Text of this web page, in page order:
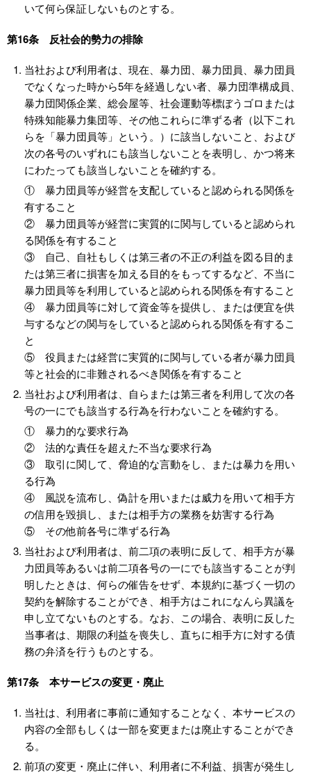
いて何ら保証しないものとする。
第16条 反社会的勢力の排除
当社および利用者は、現在、暴力団、暴力団員、暴力団員
でなくなった時から5年を経過しない者、暴力団準構成員、
暴力団関係企業、総会屋等、社会運動等標ぼうゴロまたは
特殊知能暴力集団等、その他これらに準ずる者（以下これ
らを「暴力団員等」という。）に該当しないこと、および
次の各号のいずれにも該当しないことを表明し、かつ将来
にわたっても該当しないことを確約する。
① 暴力団員等が経営を支配していると認められる関係を
有すること
② 暴力団員等が経営に実質的に関与していると認められ
る関係を有すること
③ 自己、自社もしくは第三者の不正の利益を図る目的ま
たは第三者に損害を加える目的をもってするなど、不当に
暴力団員等を利用していると認められる関係を有すること
④ 暴力団員等に対して資金等を提供し、または便宜を供
与するなどの関与をしていると認められる関係を有するこ
と
⑤ 役員または経営に実質的に関与している者が暴力団員
等と社会的に非難されるべき関係を有すること
当社および利用者は、自らまたは第三者を利用して次の各
号の一にでも該当する行為を行わないことを確約する。
① 暴力的な要求行為
② 法的な責任を超えた不当な要求行為
③ 取引に関して、脅迫的な言動をし、または暴力を用い
る行為
④ 風説を流布し、偽計を用いまたは威力を用いて相手方
の信用を毀損し、または相手方の業務を妨害する行為
⑤ その他前各号に準ずる行為
当社および利用者は、前二項の表明に反して、相手方が暴
力団員等あるいは前二項各号の一にでも該当することが判
明したときは、何らの催告をせず、本規約に基づく一切の
契約を解除することができ、相手方はこれになんら異議を
申し立てないものとする。なお、この場合、表明に反した
当事者は、期限の利益を喪失し、直ちに相手方に対する債
務の弁済を行うものとする。
第17条 本サービスの変更・廃止
当社は、利用者に事前に通知することなく、本サービスの
内容の全部もしくは一部を変更または廃止することができ
る。
前項の変更・廃止に伴い、利用者に不利益、損害が発生し